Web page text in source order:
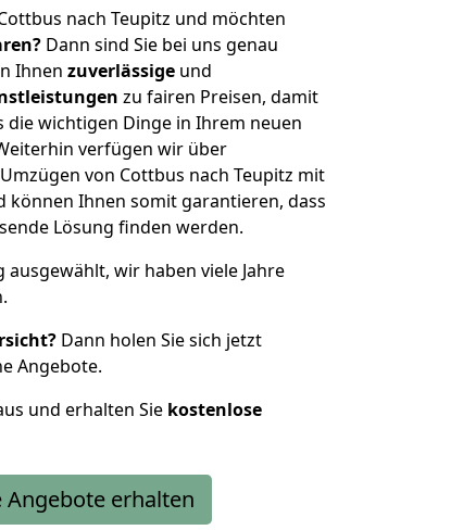
nach Teupitz und möchten
Dann sind Sie bei uns genau
Ihnen zuverlässige und
zu fairen Preisen, damit
die wichtigen Dinge in Ihrem neuen
verfügen wir über
von Cottbus nach Teupitz mit
Ihnen somit garantieren, dass
Lösung finden werden.
wir haben viele Jahre
Dann holen Sie sich jetzt
Angebote.
und erhalten Sie kostenlose
Angebote erhalten